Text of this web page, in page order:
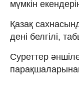
мүмкін
Қазақ
дені белгілі,
Суреттер